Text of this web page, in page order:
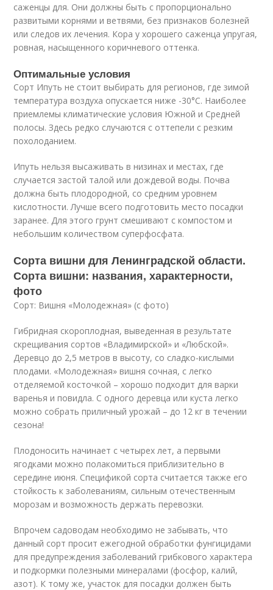
саженцы для. Они должны быть с пропорционально
развитыми корнями и ветвями, без признаков болезней
или следов их лечения. Кора у хорошего саженца упругая,
ровная, насыщенного коричневого оттенка.
Оптимальные условия
Сорт Ипуть не стоит выбирать для регионов, где зимой
температура воздуха опускается ниже -30°С. Наиболее
приемлемы климатические условия Южной и Средней
полосы. Здесь редко случаются с оттепели с резким
похолоданием.
Ипуть нельзя высаживать в низинах и местах, где
случается застой талой или дождевой воды. Почва
должна быть плодородной, со средним уровнем
кислотности. Лучше всего подготовить место посадки
заранее. Для этого грунт смешивают с компостом и
небольшим количеством суперфосфата.
Сорта вишни для Ленинградской области.
Сорта вишни: названия, характерности,
фото
Сорт: Вишня «Молодежная» (с фото)
Гибридная скороплодная, выведенная в результате
скрещивания сортов «Владимирской» и «Любской».
Деревцо до 2,5 метров в высоту, со сладко-кислыми
плодами. «Молодежная» вишня сочная, с легко
отделяемой косточкой – хорошо подходит для варки
варенья и повидла. С одного деревца или куста легко
можно собрать приличный урожай – до 12 кг в течении
сезона!
Плодоносить начинает с четырех лет, а первыми
ягодками можно полакомиться приблизительно в
середине июня. Спецификой сорта считается также его
стойкость к заболеваниям, сильным отечественным
морозам и возможность держать перевозки.
Впрочем садоводам необходимо не забывать, что
данный сорт просит ежегодной обработки фунгицидами
для предупреждения заболеваний грибкового характера
и подкормки полезными минералами (фосфор, калий,
азот). К тому же, участок для посадки должен быть